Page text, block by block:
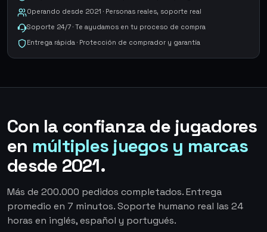
Operando desde 2021 · Personas reales, soporte real
Soporte 24/7 · Te ayudamos en tu proceso de compra
Entrega rápida · Protección de comprador y garantía
Con la confianza de jugadores
en múltiples juegos y marcas
desde 2021.
Más de 200.000 pedidos completados. Entrega
promedio en 7 minutos. Soporte humano real las 24
horas en inglés, español y portugués.